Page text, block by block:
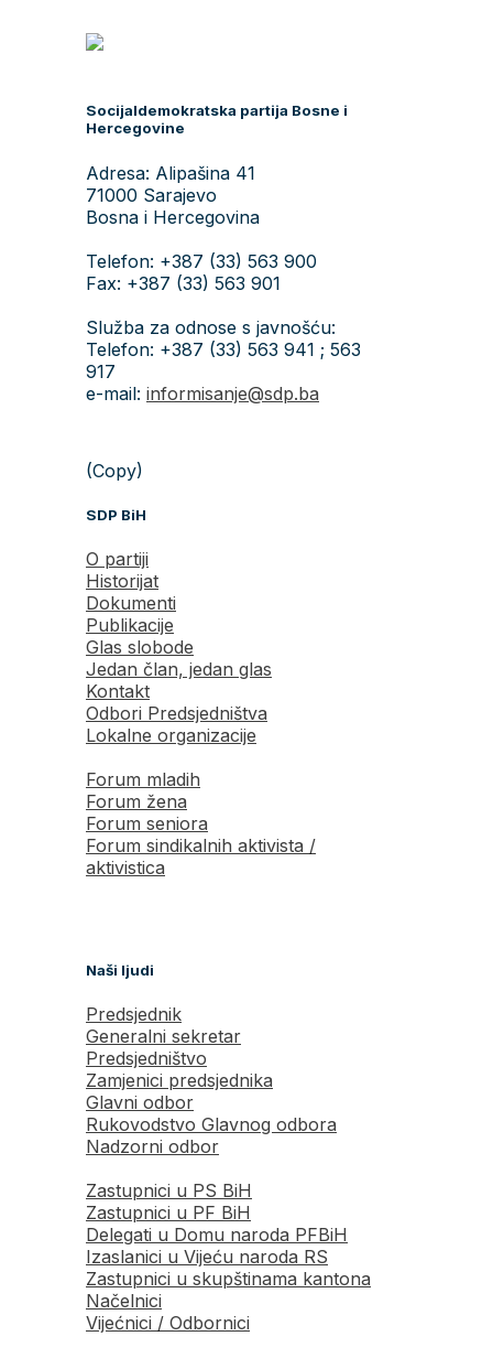
Socijaldemokratska partija Bosne i
Hercegovine
Adresa: Alipašina 41
71000 Sarajevo
Bosna i Hercegovina
Telefon: +387 (33) 563 900
Fax: +387 (33) 563 901
Služba za odnose s javnošću:
Telefon: +387 (33) 563 941 ; 563
917
e-mail: informisanje@sdp.ba
(Copy)
SDP BiH
O partiji
Historijat
Dokumenti
Publikacije
Glas slobode
Jedan član, jedan glas
Kontakt
Odbori Predsjedništva
Lokalne organizacije
Forum mladih
Forum žena
Forum seniora
Forum sindikalnih aktivista /
aktivistica
Naši ljudi
Predsjednik
Generalni sekretar
Predsjedništvo
Zamjenici predsjednika
Glavni odbor
Rukovodstvo Glavnog odbora
Nadzorni odbor
Zastupnici u PS BiH
Zastupnici u PF BiH
Delegati u Domu naroda PFBiH
Izaslanici u Vijeću naroda RS
Zastupnici u skupštinama kantona
Načelnici
Vijećnici / Odbornici